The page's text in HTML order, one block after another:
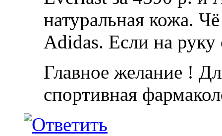
натуральная кожа.
Adidas. Если на руку
Главное желание !
спортивная